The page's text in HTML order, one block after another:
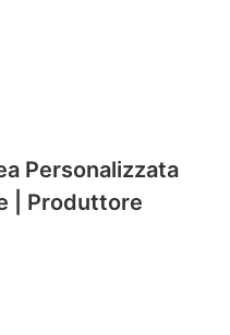
Personalizzata
| Produttore